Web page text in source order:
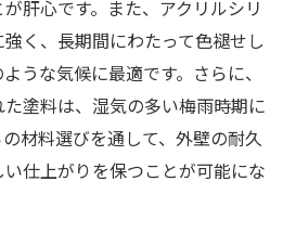
肝心です。また、アクリルシリ
く、長期間にわたって色褪せし
うな気候に最適です。さらに、
塗料は、湿気の多い梅雨時期に
材料選びを通して、外壁の耐久
仕上がりを保つことが可能にな